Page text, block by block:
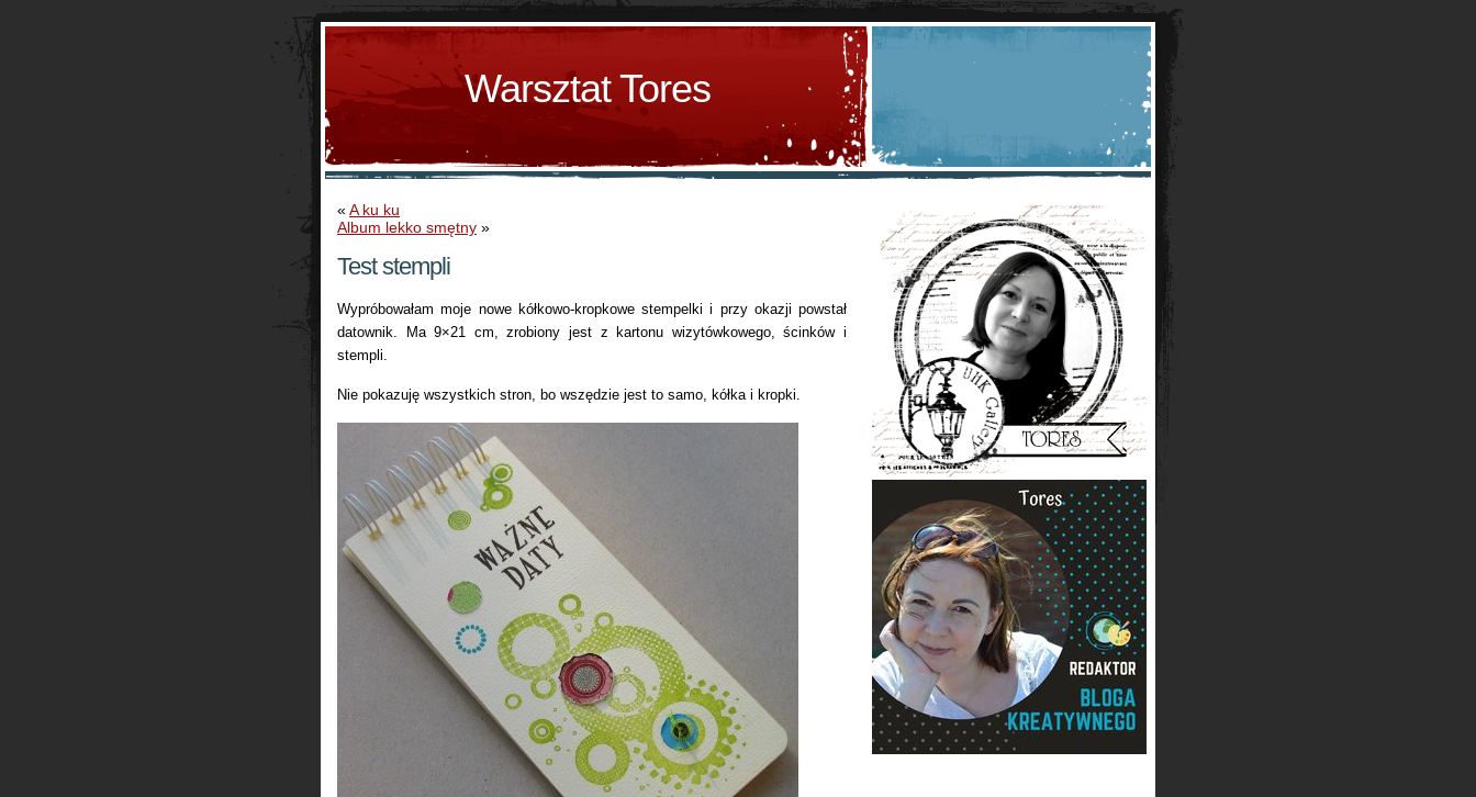
Warsztat Tores
« A ku ku
Album lekko smętny »
Test stempli
Wypróbowałam moje nowe kółkowo-kropkowe stempelki i przy okazji powstał
datownik. Ma 9×21 cm, zrobiony jest z kartonu wizytówkowego, ścinków i
stempli.
Nie pokazuję wszystkich stron, bo wszędzie jest to samo, kółka i kropki.